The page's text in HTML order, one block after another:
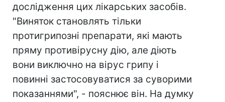
дослідження цих лікарських засобів.
"Виняток становлять тільки
протигрипозні препарати, які мають
пряму противірусну дію, але діють
вони виключно на вірус грипу і
повинні застосовуватися за суворими
показаннями", - пояснює він. На думку